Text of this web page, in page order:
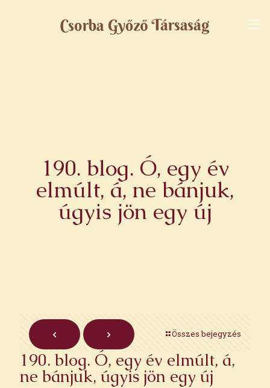
190. blog. Ó, egy év
elmúlt, á, ne bánjuk,
úgyis jön egy új
Összes bejegyzés
190. blog. Ó, egy év elmúlt, á,
ne bánjuk, úgyis jön egy új